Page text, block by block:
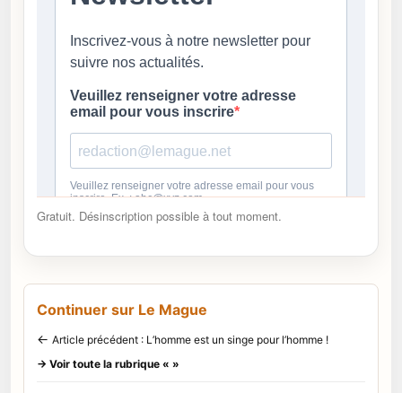
Gratuit. Désinscription possible à tout moment.
Continuer sur Le Mague
← Article précédent : L’homme est un singe pour l’homme !
→ Voir toute la rubrique « »